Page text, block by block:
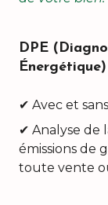
DPE
Énergétique)
✔ Avec et
✔ Analyse de
émissions de
toute vente